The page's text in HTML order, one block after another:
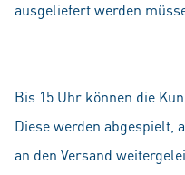
ausgeliefert werden
Bis 15 Uhr können die
Diese werden abgespielt,
an den Versand